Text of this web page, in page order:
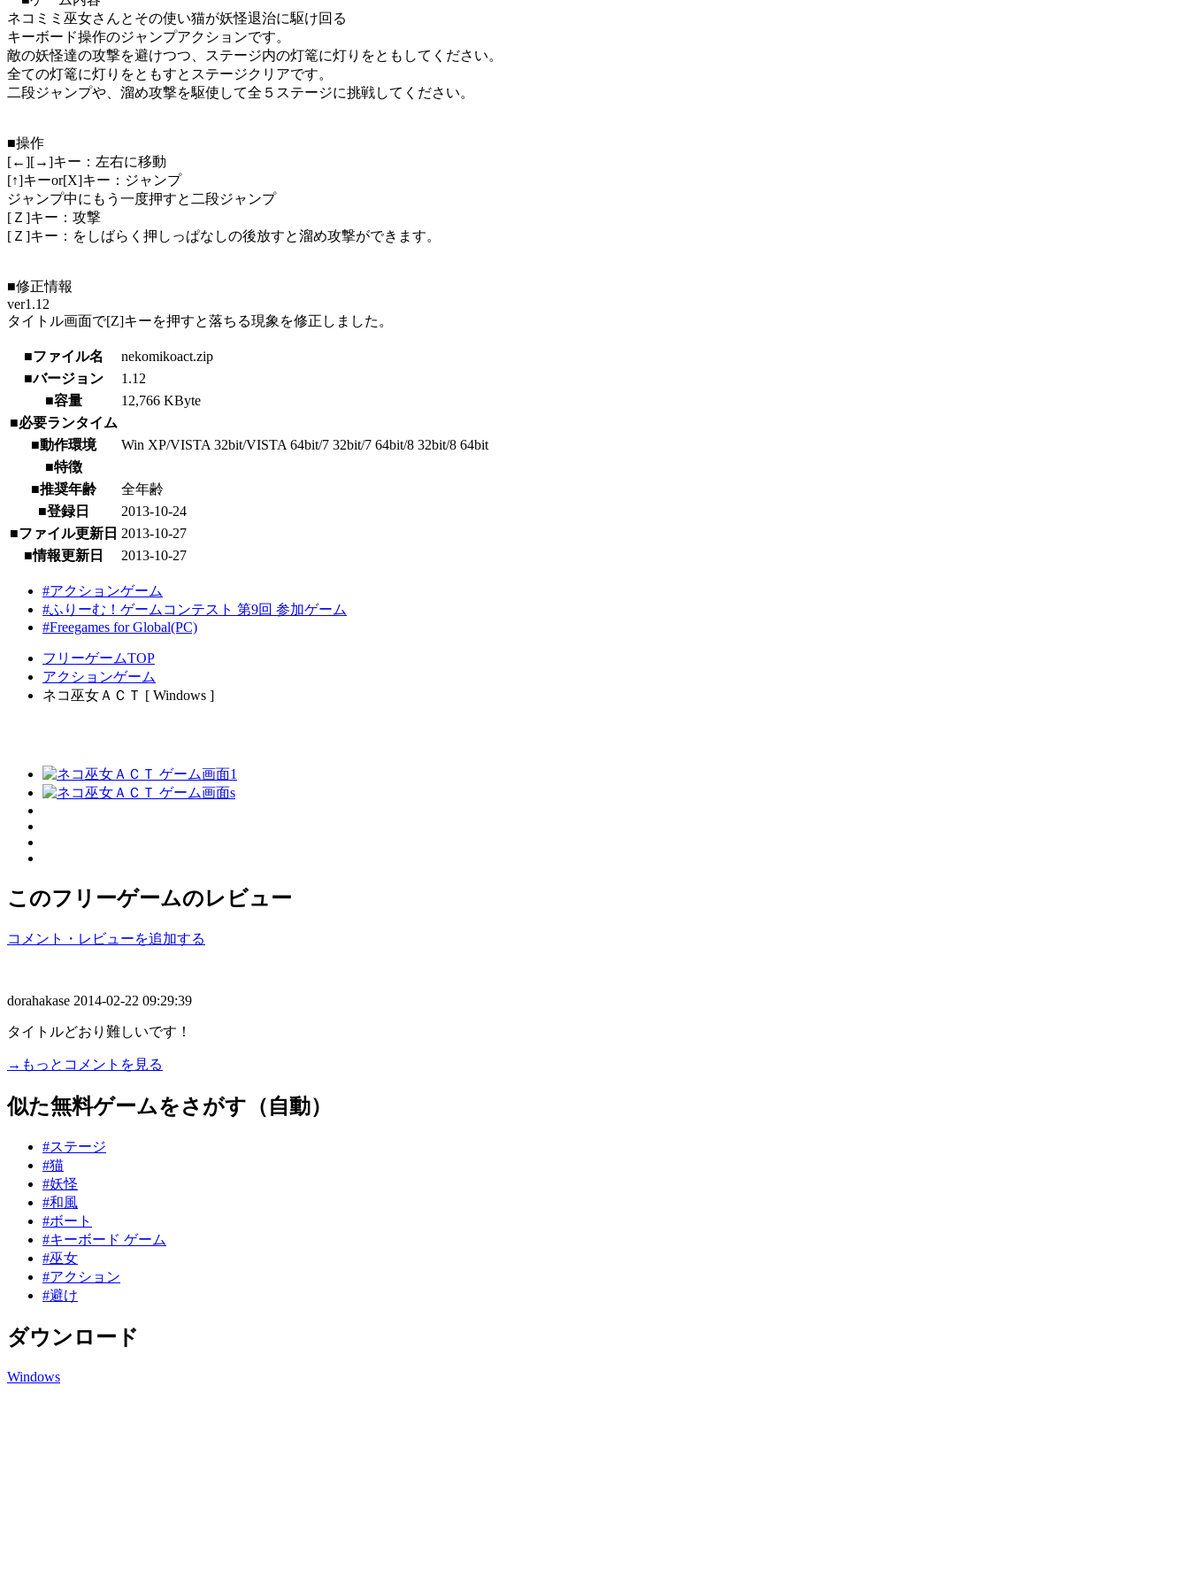
ネコミミ巫女さんとその使い猫が妖怪退治に駆け回る
キーボード操作のジャンプアクションです。
敵の妖怪達の攻撃を避けつつ、ステージ内の灯篭に灯りをともしてください。
全ての灯篭に灯りをともすとステージクリアです。
二段ジャンプや、溜め攻撃を駆使して全５ステージに挑戦してください。
■操作
[←][→]キー：左右に移動
[↑]キーor[X]キー：ジャンプ
ジャンプ中にもう一度押すと二段ジャンプ
[Ｚ]キー：攻撃
[Ｚ]キー：をしばらく押しっぱなしの後放すと溜め攻撃ができます。
■修正情報
ver1.12
タイトル画面で[Z]キーを押すと落ちる現象を修正しました。
■ファイル名
nekomikoact.zip
■バージョン
1.12
■容量
12,766 KByte
■必要ランタイム
■動作環境
Win XP/VISTA 32bit/VISTA 64bit/7 32bit/7 64bit/8 32bit/8 64bit
■特徴
■推奨年齢
全年齢
■登録日
2013-10-24
■ファイル更新日 2013-10-27
■情報更新日
2013-10-27
#アクションゲーム
#ふりーむ！ゲームコンテスト 第9回 参加ゲーム
#Freegames for Global(PC)
フリーゲームTOP
アクションゲーム
ネコ巫女ＡＣＴ [ Windows ]
このフリーゲームのレビュー
コメント・レビューを追加する
dorahakase 2014-02-22 09:29:39
タイトルどおり難しいです！
→もっとコメントを見る
似た無料ゲームをさがす（自動）
#ステージ
#猫
#妖怪
#和風
#ボート
#キーボード ゲーム
#巫女
#アクション
#避け
ダウンロード
Windows